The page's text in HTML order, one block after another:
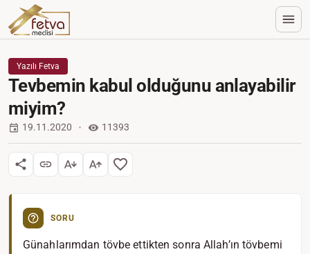
Yazılı Fetva
Tevbemin kabul olduğunu anlayabilir
miyim?
19.11.2020 11393
SORU
Günahlarımdan tövbe ettikten sonra Allah’ın tövbemi